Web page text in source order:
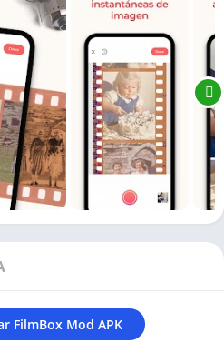
FilmBox Mod APK